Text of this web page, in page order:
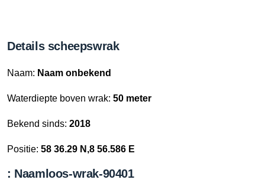
Details scheepswrak
Naam: Naam onbekend
Waterdiepte boven wrak: 50 meter
Bekend sinds: 2018
Positie: 58 36.29 N,8 56.586 E
: Naamloos-wrak-90401